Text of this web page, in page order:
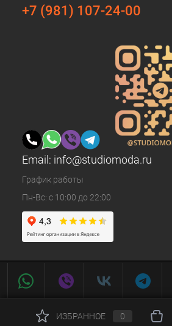
+7 (981) 107-24-00
Email: info@studiomoda.ru
График работы
Пн-Вс: с 10:00 до 22:00
ИЗБРАННОЕ 0